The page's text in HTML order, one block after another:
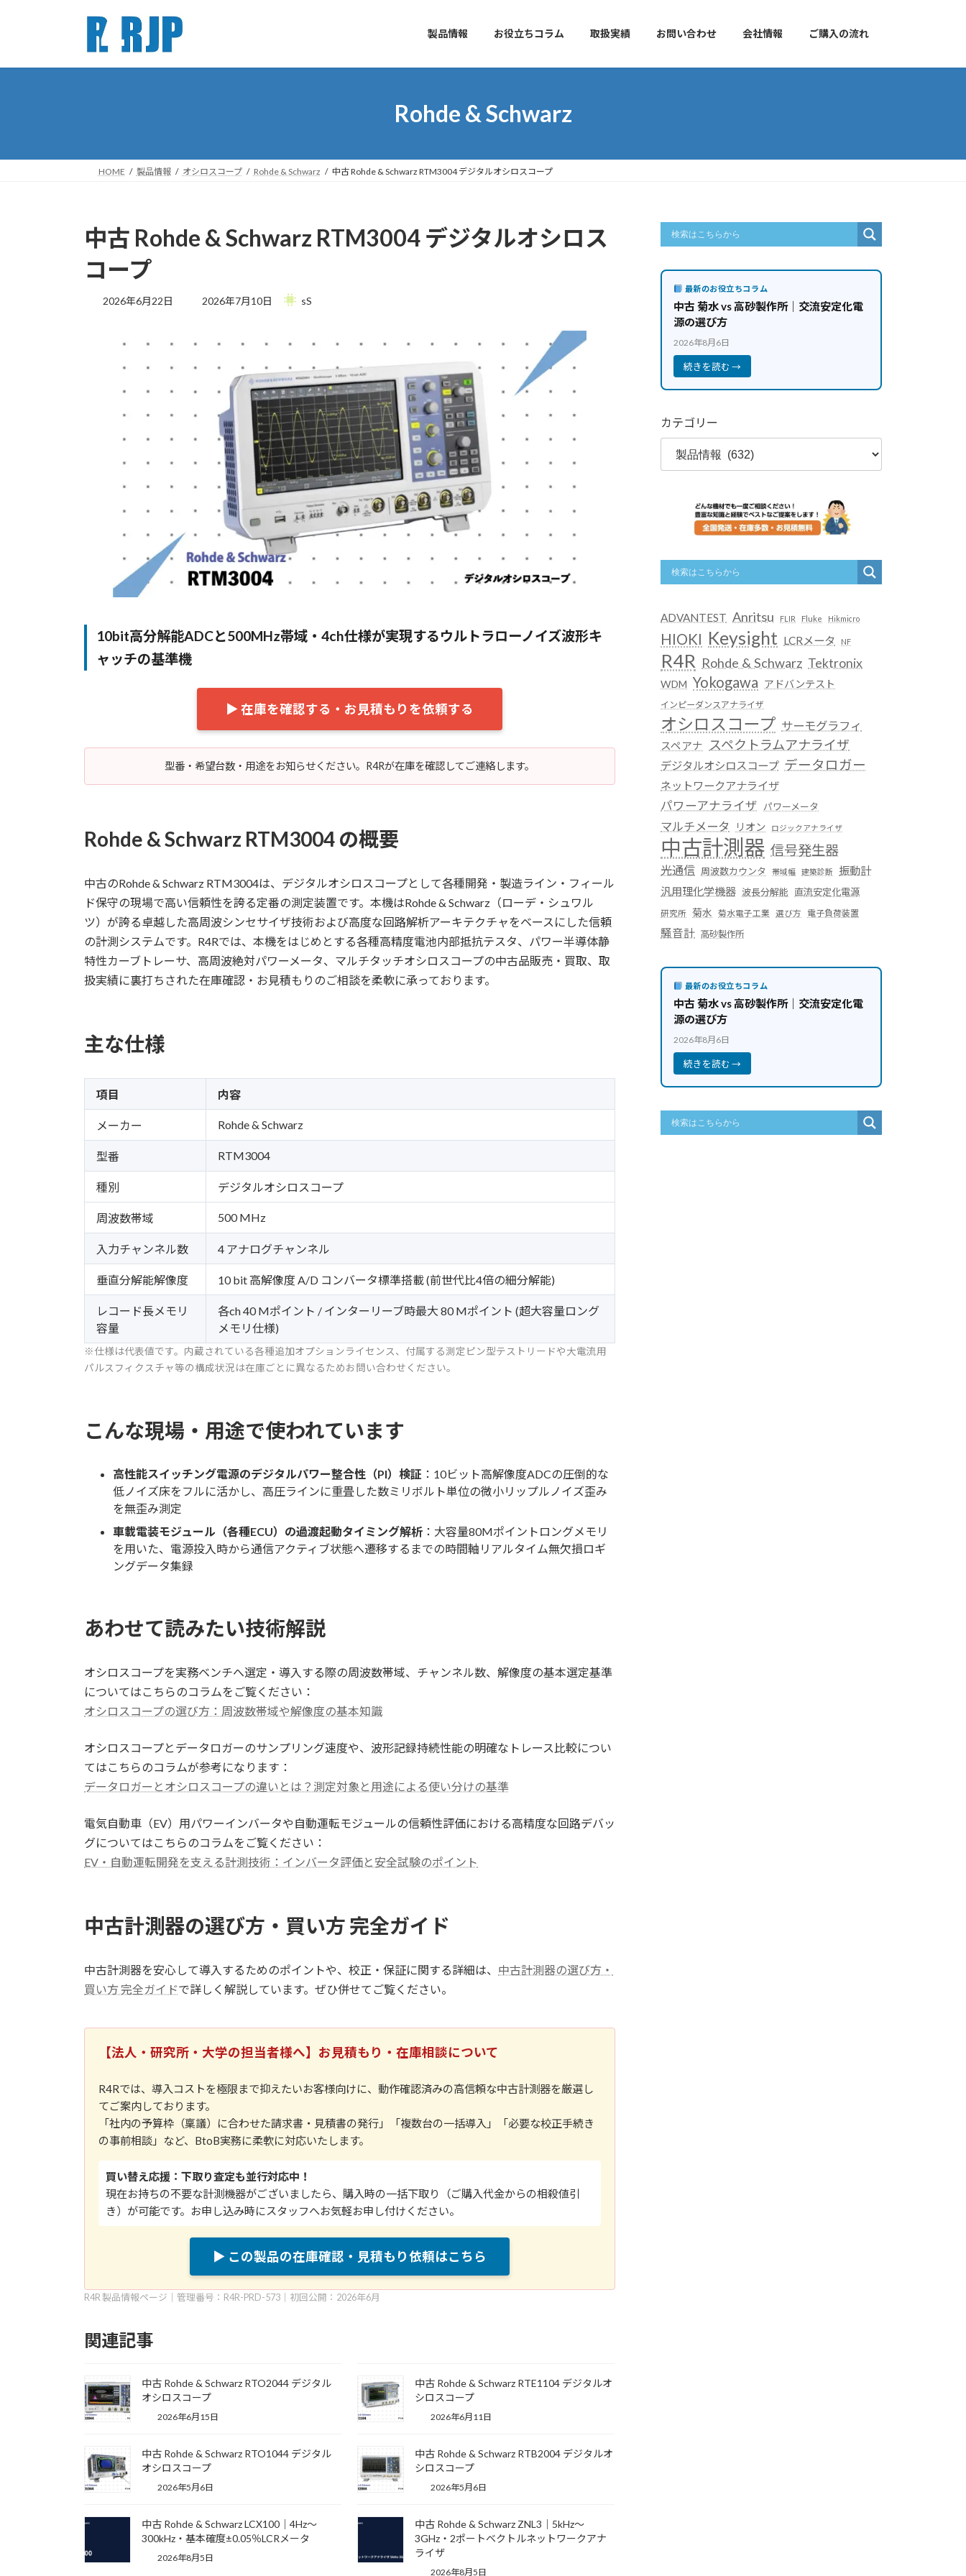
プ
動
製品情報 お役立ちコラム 取扱実績 お問い合わせ 会社情報 ご購入の流れ
Rohde & Schwarz
HOME 製品情報 オシロスコープ Rohde & Schwarz 中古 Rohde & Schwarz RTM3004 デジタルオシロスコープ
中古 Rohde & Schwarz RTM3004 デジタルオシロス
コープ
2026年6月22日
最
2026年7月10日 sS
10bit高分解能ADCと500MHz帯域・4ch仕様が実現するウルトラローノイズ波形キ
ャッチの基準機
▶ 在庫を確認する・お見積もりを依頼する
型番・希望台数・用途をお知らせください。R4Rが在庫を確認してご連絡します。
Rohde & Schwarz RTM3004 の概要
中古のRohde & Schwarz RTM3004は、デジタルオシロスコープとして各種開発・製造ライン・フィール
ド保守の現場で高い信頼性を誇る定番の測定装置です。本機はRohde & Schwarz（ローデ・シュワル
ツ）が誇る卓越した高周波シンセサイザ技術および高度な回路解析アーキテクチャをベースにした信頼
の計測システムです。R4Rでは、本機をはじめとする各種高精度電池内部抵抗テスタ、パワー半導体静
特性カーブトレーサ、高周波絶対パワーメータ、マルチタッチオシロスコープの中古品販売・買取、取
扱実績に裏打ちされた在庫確認・お見積もりのご相談を柔軟に承っております。
主な仕様
項目 内容
メーカー Rohde & Schwarz
型番 RTM3004
種別 デジタルオシロスコープ
周波数帯域 500 MHz
入力チャンネル数 4 アナログチャンネル
垂直分解能解像度 10 bit 高解像度 A/D コンバータ標準搭載 (前世代比4倍の細分解能)
レコード長メモリ
容量
各ch 40 Mポイント / インターリーブ時最大 80 Mポイント (超大容量ロング
メモリ仕様)
※仕様は代表値です。内蔵されている各種追加オプションライセンス、付属する測定ピン型テストリードや大電流用
パルスフィクスチャ等の構成状況は在庫ごとに異なるためお問い合わせください。
こんな現場・用途で使われています
高性能スイッチング電源のデジタルパワー整合性（PI）検証 ：10ビット高解像度ADCの圧倒的な
低ノイズ床をフルに活かし、高圧ラインに重畳した数ミリボルト単位の微小リップルノイズ歪み
を無歪み測定
車載電装モジュール（各種ECU）の過渡起動タイミング解析 ：大容量80Mポイントロングメモリ
を用いた、電源投入時から通信アクティブ状態へ遷移するまでの時間軸リアルタイム無欠損ロギ
ングデータ集録
あわせて読みたい技術解説
オシロスコープを実務ベンチへ選定・導入する際の周波数帯域、チャンネル数、解像度の基本選定基準
についてはこちらのコラムをご覧ください：
オシロスコープの選び方：周波数帯域や解像度の基本知識
オシロスコープとデータロガーのサンプリング速度や、波形記録持続性能の明確なトレース比較につい
てはこちらのコラムが参考になります：
データロガーとオシロスコープの違いとは？測定対象と用途による使い分けの基準
電気自動車（EV）用パワーインバータや自動運転モジュールの信頼性評価における高精度な回路デバッ
グについてはこちらのコラムをご覧ください：
EV・自動運転開発を支える計測技術：インバータ評価と安全試験のポイント
中古計測器の選び方・買い方 完全ガイド
中古計測器を安心して導入するためのポイントや、校正・保証に関する詳細は、 中古計測器の選び方・
買い方 完全ガイドで詳しく解説しています。ぜひ併せてご覧ください。
【法人・研究所・大学の担当者様へ】お見積もり・在庫相談について
R4Rでは、導入コストを極限まで抑えたいお客様向けに、動作確認済みの高信頼な中古計測器を厳選し
てご案内しております。
「社内の予算枠（稟議）に合わせた請求書・見積書の発行」「複数台の一括導入」「必要な校正手続き
の事前相談」など、BtoB実務に柔軟に対応いたします。
買い替え応援：下取り査定も並行対応中！
現在お持ちの不要な計測機器がございましたら、購入時の一括下取り（ご購入代金からの相殺値引
き）が可能です。お申し込み時にスタッフへお気軽お申し付けください。
▶ この製品の在庫確認・見積もり依頼はこちら
R4R 製品情報ページ｜管理番号：R4R-PRD-573｜初回公開：2026年6月
関連記事
中古 Rohde & Schwarz RTO2044 デジタル
オシロスコープ
2026年6月15日
中古 Rohde & Schwarz RTE1104 デジタルオ
シロスコープ
2026年6月11日
中古 Rohde & Schwarz RTO1044 デジタル
オシロスコープ
2026年5月6日
中古 Rohde & Schwarz RTB2004 デジタルオ
シロスコープ
2026年5月6日
中古 Rohde & Schwarz LCX100｜4Hz〜
300kHz・基本確度±0.05％LCRメータ
2026年8月5日
中古 Rohde & Schwarz ZNL3｜5kHz〜
3GHz・2ポートベクトルネットワークアナ
ライザ
2026年8月5日
最新のお役立ちコラム
中古 菊水 vs 高砂製作所｜交流安定化電
源の選び方
2026年8月6日
続きを読む →
カテゴリー
ADVANTEST Anritsu FLIR Fluke Hikmicro
HIOKI Keysight LCRメータ NF
R4R Rohde & Schwarz Tektronix
WDM Yokogawa アドバンテスト
インピーダンスアナライザ
オシロスコープ サーモグラフィ
スペアナ スペクトラムアナライザ
デジタルオシロスコープ データロガー
ネットワークアナライザ
パワーアナライザ パワーメータ
マルチメータ リオン ロジックアナライザ
中古計測器 信号発生器
光通信 周波数カウンタ 帯域幅 建築診断
振動計
汎用理化学機器 波長分解能 直流安定化電源
研究所 菊水 菊水電子工業 選び方 電子負荷装置
騒音計 高砂製作所
最新のお役立ちコラム
中古 菊水 vs 高砂製作所｜交流安定化電
源の選び方
2026年8月6日
続きを読む →